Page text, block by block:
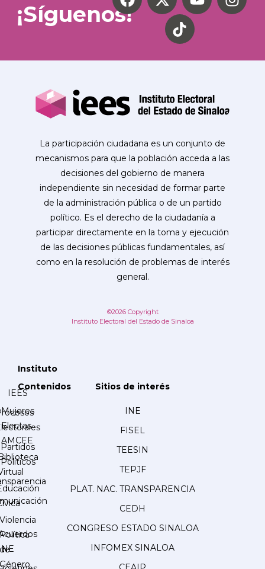
¡Síguenos!
La participación ciudadana es un conjunto de
mecanismos para que la población acceda a las
decisiones del gobierno de manera
independiente sin necesidad de formar parte
de la administración pública o de un partido
político. Es el derecho de la ciudadanía a
participar directamente en la toma y ejecución
de las decisiones públicas fundamentales, así
como en la resolución de problemas de interés
general.
©2026 Copyright
Instituto Electoral del Estado de Sinaloa
Instituto
IEES
Partidos
Políticos
Contenidos
Mujeres
Electas
AMCEE
Violencia
Política
de
Género
Sitios de interés
INE
FISEL
TEESIN
TEPJF
PLAT. NAC. TRANSPARENCIA
CEDH
CONGRESO ESTADO SINALOA
INFOMEX SINALOA